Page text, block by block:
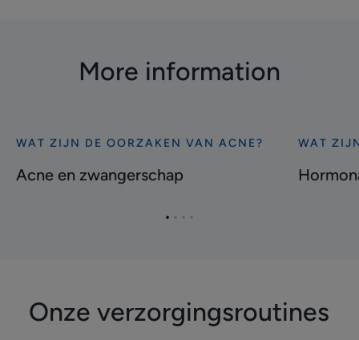
More information
Ontdekken
Acne
WAT ZIJN DE OORZAKEN VAN ACNE?
Acne en zwangerschap
WAT
GaGa
GaGa
Onze verzorgingsroutines